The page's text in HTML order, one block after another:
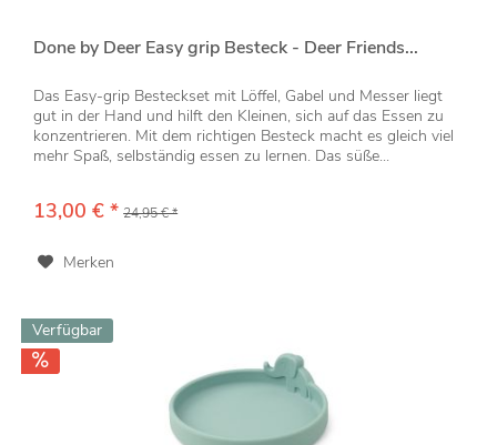
Done by Deer Easy grip Besteck - Deer Friends...
Das Easy-grip Besteckset mit Löffel, Gabel und Messer liegt
gut in der Hand und hilft den Kleinen, sich auf das Essen zu
konzentrieren. Mit dem richtigen Besteck macht es gleich viel
mehr Spaß, selbständig essen zu lernen. Das süße...
13,00 € * 24,95 € *
Merken
Verfügbar